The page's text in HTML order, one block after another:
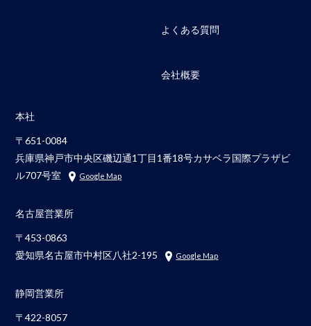
よくある質問
会社概要
本社
〒651-0084
兵庫県神戸市中央区磯辺通1丁目1番18号カサベラ国際プラザビ
ル707号室
Google Map
名古屋営業所
〒453-0863
愛知県名古屋市中村区八社2-195
Google Map
静岡営業所
〒422-8057